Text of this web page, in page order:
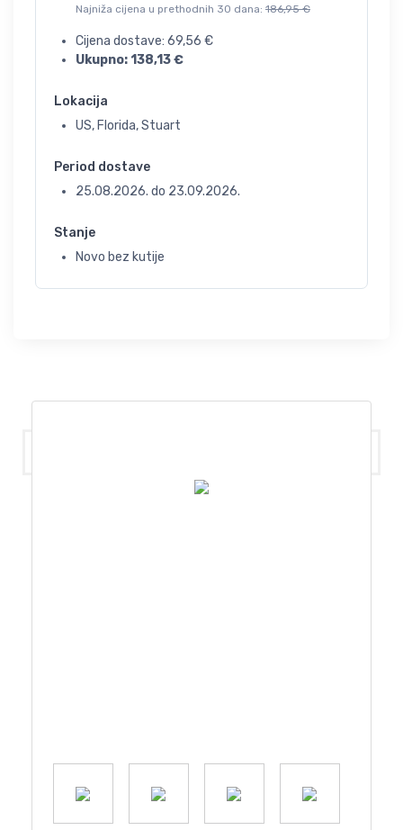
Najniža cijena u prethodnih 30 dana: 186,95 €
Cijena dostave: 69,56 €
Ukupno:138,13€
Lokacija
US, Florida, Stuart
Period dostave
25.08.2026. do 23.09.2026.
Stanje
Novo bez kutije